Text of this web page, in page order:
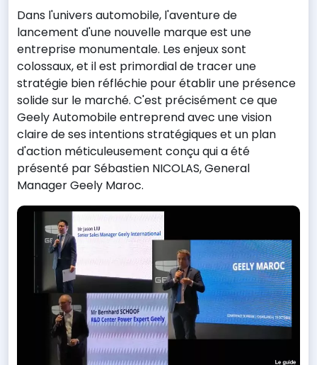
Dans l'univers automobile, l'aventure de
lancement d'une nouvelle marque est une
entreprise monumentale. Les enjeux sont
colossaux, et il est primordial de tracer une
stratégie bien réfléchie pour établir une présence
solide sur le marché. C'est précisément ce que
Geely Automobile entreprend avec une vision
claire de ses intentions stratégiques et un plan
d'action méticuleusement conçu qui a été
présenté par Sébastien NICOLAS, General
Manager Geely Maroc.